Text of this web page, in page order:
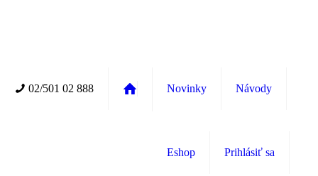
02/501 02 888 Novinky Návody
Eshop Prihlásiť sa